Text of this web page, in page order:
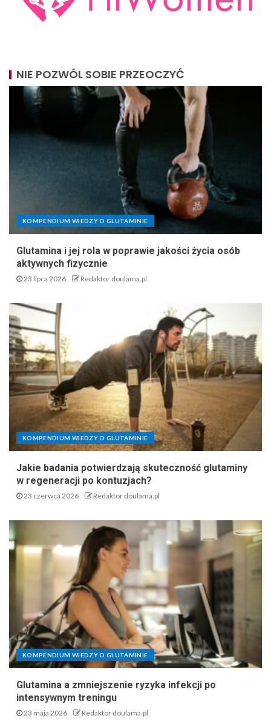
NIE POZWÓL SOBIE PRZEOCZYĆ
KOMPENDIUM WIEDZY O GLUTAMINIE
Glutamina i jej rola w poprawie jakości życia osób
aktywnych fizycznie
23 lipca 2026 Redaktor doulama.pl
KOMPENDIUM WIEDZY O GLUTAMINIE
Jakie badania potwierdzają skuteczność glutaminy
w regeneracji po kontuzjach?
23 czerwca 2026 Redaktor doulama.pl
KOMPENDIUM WIEDZY O GLUTAMINIE
Glutamina a zmniejszenie ryzyka infekcji po
intensywnym treningu
23 maja 2026 Redaktor doulama.pl